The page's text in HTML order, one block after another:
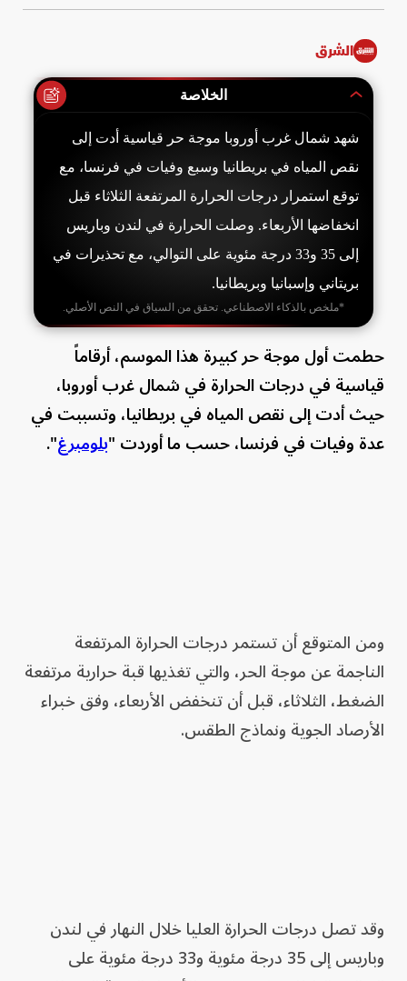
الشرق
الخلاصة
شهد شمال غرب أوروبا موجة حر قياسية أدت إلى
نقص المياه في بريطانيا وسبع وفيات في فرنسا، مع
توقع استمرار درجات الحرارة المرتفعة الثلاثاء قبل
انخفاضها الأربعاء. وصلت الحرارة في لندن وباريس
إلى 35 و33 درجة مئوية على التوالي، مع تحذيرات في
بريتاني وإسبانيا وبريطانيا.
*ملخص بالذكاء الاصطناعي. تحقق من السياق في النص الأصلي.
حطمت أول موجة حر كبيرة هذا الموسم، أرقاماً
قياسية في درجات الحرارة في شمال غرب أوروبا،
حيث أدت إلى نقص المياه في بريطانيا، وتسببت في
عدة وفيات في فرنسا، حسب ما أوردت "بلومبرغ".
ومن المتوقع أن تستمر درجات الحرارة المرتفعة
الناجمة عن موجة الحر، والتي تغذيها قبة حرارية مرتفعة
الضغط، الثلاثاء، قبل أن تنخفض الأربعاء، وفق خبراء
الأرصاد الجوية ونماذج الطقس.
وقد تصل درجات الحرارة العليا خلال النهار في لندن
وباريس إلى 35 درجة مئوية و33 درجة مئوية على